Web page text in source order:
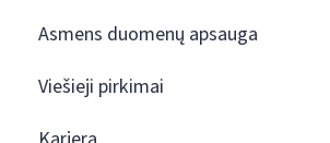
Asmens duomenų apsauga
Viešieji pirkimai